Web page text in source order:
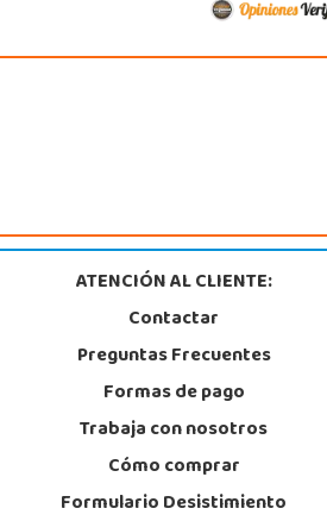
ATENCIÓN AL CLIENTE:
Contactar
Preguntas Frecuentes
Formas de pago
Trabaja con nosotros
Cómo comprar
Formulario Desistimiento